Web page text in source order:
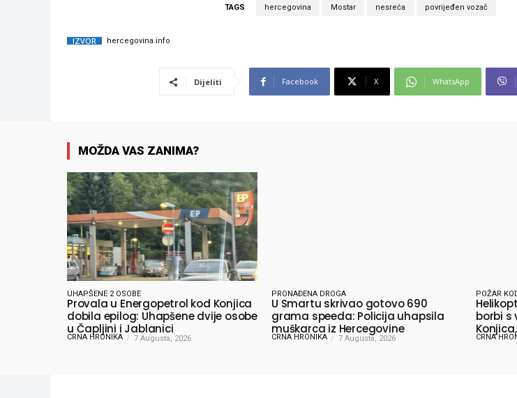
TAGS hercegovina Mostar nesreća povrijeđen vozač
IZVOR hercegovina.info
Dijeliti Facebook X WhatsApp
MOŽDA VAS ZANIMA?
UHAPŠENE 2 OSOBE
Provala u Energopetrol kod Konjica
dobila epilog: Uhapšene dvije osobe
u Čapljini i Jablanici
CRNA HRONIKA 7 Augusta, 2026
PRONAĐENA DROGA
U Smartu skrivao gotovo 690
grama speeda: Policija uhapsila
muškarca iz Hercegovine
CRNA HRONIKA 7 Augusta, 2026
POŽAR
borbi s
CRNA